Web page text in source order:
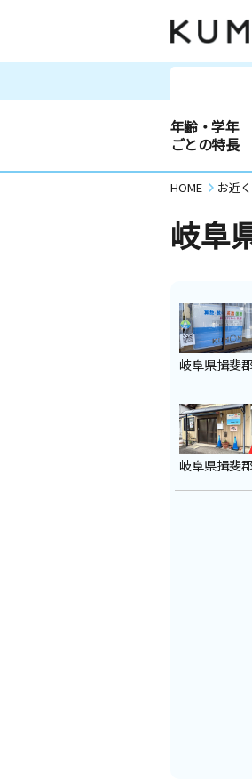
年齢・学年
ごとの特長
HOME お近
岐阜
岐阜県揖斐
岐阜県揖斐